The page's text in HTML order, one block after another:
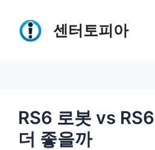
센터토피아
RS6 로봇 vs
더 좋을까